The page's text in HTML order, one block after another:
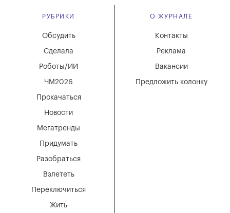
РУБРИКИ
Мегатренды
Придумать
Разобраться
Взлететь
Новости
Переключиться
Жить
Обсудить
Сделала
Роботы/ИИ
ЧМ2026
Прокачаться
О ЖУРНАЛЕ
Вакансии
Реклама
Контакты
Предложить колонку